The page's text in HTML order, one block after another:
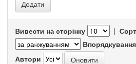
Вивести на сторінку |
Впорядкування
Автори